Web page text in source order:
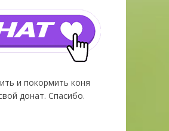
и покормить коня
донат. Спасибо.